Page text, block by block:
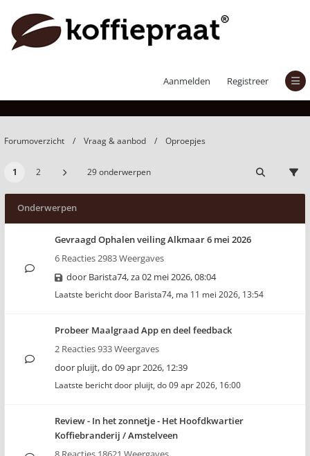
Aanmelden Registreer
Forumoverzicht Vraag & aanbod Oproepjes
1 2 29 onderwerpen
Onderwerpen
Gevraagd Ophalen veiling Alkmaar 6 mei 2026
6 Reacties 2983 Weergaves
door Barista74,za 02 mei 2026, 08:04
Laatste bericht door Barista74, ma 11 mei 2026, 13:54
Probeer Maalgraad App en deel feedback
2 Reacties 933 Weergaves
door pluijt,do 09 apr 2026, 12:39
Laatste bericht door pluijt, do 09 apr 2026, 16:00
Review - In het zonnetje - Het Hoofdkwartier
Koffiebranderij / Amstelveen